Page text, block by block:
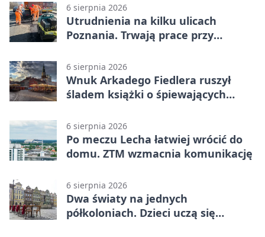
6 sierpnia 2026
Utrudnienia na kilku ulicach
Poznania. Trwają prace przy
6 sierpnia 2026
Wnuk Arkadego Fiedlera ruszył
śladem książki o śpiewających
6 sierpnia 2026
Po meczu Lecha łatwiej wrócić do
domu. ZTM wzmacnia komunikację
6 sierpnia 2026
Dwa światy na jednych
półkoloniach. Dzieci uczą się